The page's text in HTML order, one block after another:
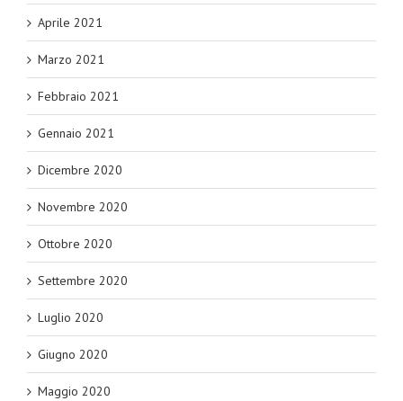
Aprile 2021
Marzo 2021
Febbraio 2021
Gennaio 2021
Dicembre 2020
Novembre 2020
Ottobre 2020
Settembre 2020
Luglio 2020
Giugno 2020
Maggio 2020